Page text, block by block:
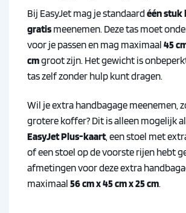
Bij EasyJet mag je standaard één stuk
gratis meenemen. Deze tas moet
voor je passen en mag maximaal 45
cmgroot zijn. Het gewicht is
tas zelf zonder hulp kunt dragen.
Wil je extra handbagage meenemen,
grotere koffer? Dit is alleen mogelijk
EasyJet Plus-kaart, een stoel met
of een stoel op de voorste rijen hebt
afmetingen voor deze extra
maximaal 56 cm x 45 cm x 25 cm.